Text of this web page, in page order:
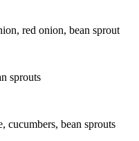
red onion, bean sprout
sprouts
cucumbers, bean sprouts